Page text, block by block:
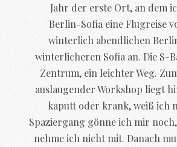
Jahr der erste Ort, an dem
Berlin-Sofia eine Flugreise
winterlich abendlichen
winterlicheren Sofia an. Die S-
Zentrum, ein leichter Weg.
auslaugender Workshop liegt
kaputt oder krank, weiß ich
Spaziergang gönne ich mir
nehme ich nicht mit. Danach